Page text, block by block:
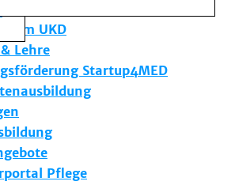
des UKD
am UKD
Lehre
Startup4MED
Pflege